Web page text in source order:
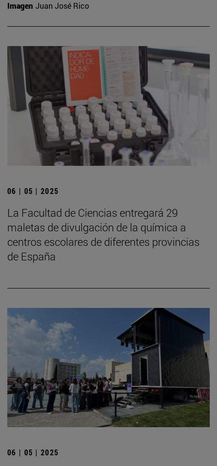
Imagen Juan José Rico
06 | 05 | 2025
La Facultad de Ciencias entregará 29
maletas de divulgación de la química a
centros escolares de diferentes provincias
de España
06 | 05 | 2025